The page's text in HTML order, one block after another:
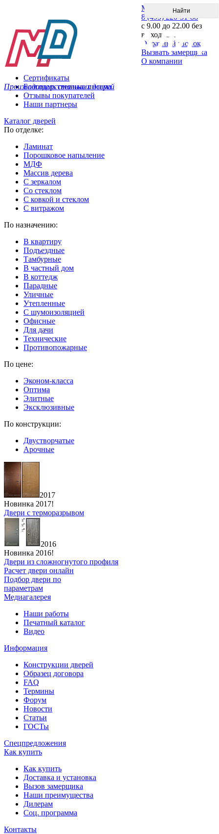
Производитель стальных дверей
Меню
8 (495) 220-51-88
с 9.00 до 22.00 без
выходных
Обратный звонок
Вызвать замерщика
О компании
Сертификаты
Благодарственные письма
Отзывы покупателей
Наши партнеры
Каталог дверей
По отделке:
Ламинат
Порошковое напыление
МДФ
Массив дерева
С зеркалом
Со стеклом
С ковкой и стеклом
С витражом
По назначению:
В квартиру
Подъездные
Тамбурные
В частный дом
В коттедж
Парадные
Уличные
Утепленные
C шумоизоляцией
Офисные
Для дачи
Технические
Противопожарные
По цене:
Эконом-класса
Оптима
Элитные
Эксклюзивные
По конструкции:
Двустворчатые
Арочные
2017
Новинка 2017!
Двери с терморазрывом
2016
Новинка 2016!
Двери из сложногнутого профиля
Расчет двери онлайн
Подбор двери по
параметрам
Медиагалерея
Наши работы
Печатный каталог
Видео
Информация
Конструкции дверей
Образец договора
FAQ
Термины
Форум
Новости
Статьи
ГОСТы
Спецпредложения
Как купить
Как купить
Доставка и установка
Вызов замерщика
Наши преимущества
Дилерам
Соц. программа
Контакты